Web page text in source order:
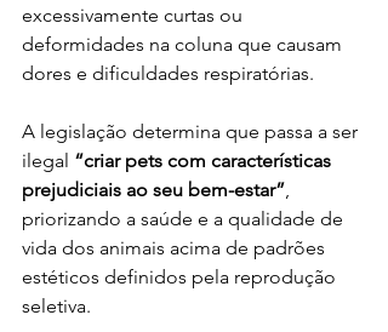
excessivamente curtas ou
deformidades na coluna que causam
dores e dificuldades respiratórias.
A legislação determina que passa a ser
ilegal “criar pets com características
prejudiciais ao seu bem-estar”,
priorizando a saúde e a qualidade de
vida dos animais acima de padrões
estéticos definidos pela reprodução
seletiva.